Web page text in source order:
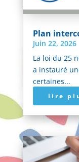
Juin 22, 2026
La loi du 25
a instauré
certaines...
lire